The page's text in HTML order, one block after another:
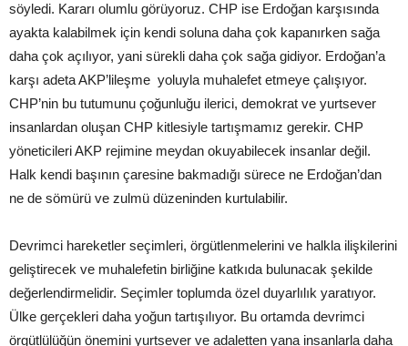
söyledi. Kararı olumlu görüyoruz. CHP ise Erdoğan karşısında
ayakta kalabilmek için kendi soluna daha çok kapanırken sağa
daha çok açılıyor, yani sürekli daha çok sağa gidiyor. Erdoğan’a
karşı adeta AKP’lileşme yoluyla muhalefet etmeye çalışıyor.
CHP’nin bu tutumunu çoğunluğu ilerici, demokrat ve yurtsever
insanlardan oluşan CHP kitlesiyle tartışmamız gerekir. CHP
yöneticileri AKP rejimine meydan okuyabilecek insanlar değil.
Halk kendi başının çaresine bakmadığı sürece ne Erdoğan’dan
ne de sömürü ve zulmü düzeninden kurtulabilir.
Devrimci hareketler seçimleri, örgütlenmelerini ve halkla ilişkilerini
geliştirecek ve muhalefetin birliğine katkıda bulunacak şekilde
değerlendirmelidir. Seçimler toplumda özel duyarlılık yaratıyor.
Ülke gerçekleri daha yoğun tartışılıyor. Bu ortamda devrimci
örgütlülüğün önemini yurtsever ve adaletten yana insanlarla daha